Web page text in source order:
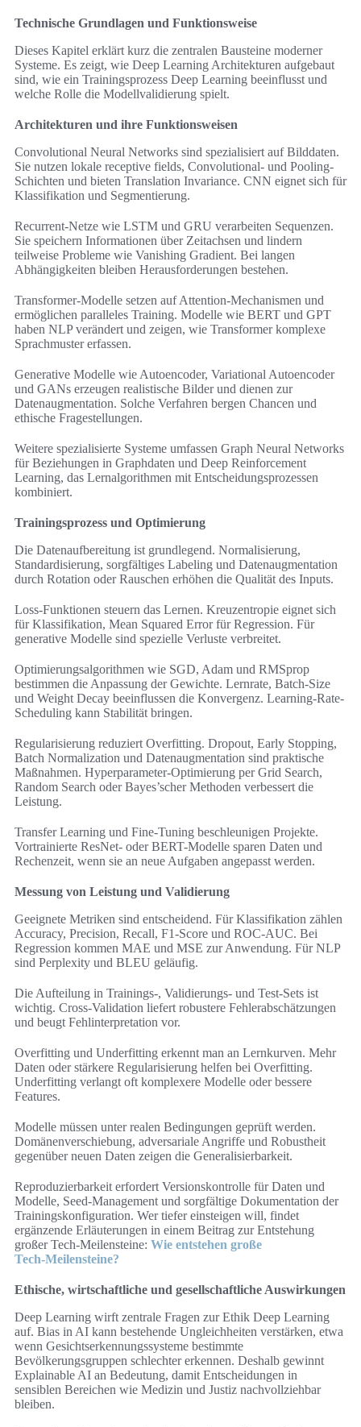
Technische Grundlagen und Funktionsweise
Dieses Kapitel erklärt kurz die zentralen Bausteine moderner
Systeme. Es zeigt, wie Deep Learning Architekturen aufgebaut
sind, wie ein Trainingsprozess Deep Learning beeinflusst und
welche Rolle die Modellvalidierung spielt.
Architekturen und ihre Funktionsweisen
Convolutional Neural Networks sind spezialisiert auf Bilddaten.
Sie nutzen lokale receptive fields, Convolutional- und Pooling-
Schichten und bieten Translation Invariance. CNN eignet sich für
Klassifikation und Segmentierung.
Recurrent-Netze wie LSTM und GRU verarbeiten Sequenzen.
Sie speichern Informationen über Zeitachsen und lindern
teilweise Probleme wie Vanishing Gradient. Bei langen
Abhängigkeiten bleiben Herausforderungen bestehen.
Transformer-Modelle setzen auf Attention-Mechanismen und
ermöglichen paralleles Training. Modelle wie BERT und GPT
haben NLP verändert und zeigen, wie Transformer komplexe
Sprachmuster erfassen.
Generative Modelle wie Autoencoder, Variational Autoencoder
und GANs erzeugen realistische Bilder und dienen zur
Datenaugmentation. Solche Verfahren bergen Chancen und
ethische Fragestellungen.
Weitere spezialisierte Systeme umfassen Graph Neural Networks
für Beziehungen in Graphdaten und Deep Reinforcement
Learning, das Lernalgorithmen mit Entscheidungsprozessen
kombiniert.
Trainingsprozess und Optimierung
Die Datenaufbereitung ist grundlegend. Normalisierung,
Standardisierung, sorgfältiges Labeling und Datenaugmentation
durch Rotation oder Rauschen erhöhen die Qualität des Inputs.
Loss-Funktionen steuern das Lernen. Kreuzentropie eignet sich
für Klassifikation, Mean Squared Error für Regression. Für
generative Modelle sind spezielle Verluste verbreitet.
Optimierungsalgorithmen wie SGD, Adam und RMSprop
bestimmen die Anpassung der Gewichte. Lernrate, Batch-Size
und Weight Decay beeinflussen die Konvergenz. Learning-Rate-
Scheduling kann Stabilität bringen.
Regularisierung reduziert Overfitting. Dropout, Early Stopping,
Batch Normalization und Datenaugmentation sind praktische
Maßnahmen. Hyperparameter-Optimierung per Grid Search,
Random Search oder Bayes’scher Methoden verbessert die
Leistung.
Transfer Learning und Fine-Tuning beschleunigen Projekte.
Vortrainierte ResNet- oder BERT-Modelle sparen Daten und
Rechenzeit, wenn sie an neue Aufgaben angepasst werden.
Messung von Leistung und Validierung
Geeignete Metriken sind entscheidend. Für Klassifikation zählen
Accuracy, Precision, Recall, F1-Score und ROC-AUC. Bei
Regression kommen MAE und MSE zur Anwendung. Für NLP
sind Perplexity und BLEU geläufig.
Die Aufteilung in Trainings-, Validierungs- und Test-Sets ist
wichtig. Cross-Validation liefert robustere Fehlerabschätzungen
und beugt Fehlinterpretation vor.
Overfitting und Underfitting erkennt man an Lernkurven. Mehr
Daten oder stärkere Regularisierung helfen bei Overfitting.
Underfitting verlangt oft komplexere Modelle oder bessere
Features.
Modelle müssen unter realen Bedingungen geprüft werden.
Domänenverschiebung, adversariale Angriffe und Robustheit
gegenüber neuen Daten zeigen die Generalisierbarkeit.
Reproduzierbarkeit erfordert Versionskontrolle für Daten und
Modelle, Seed-Management und sorgfältige Dokumentation der
Trainingskonfiguration. Wer tiefer einsteigen will, findet
ergänzende Erläuterungen in einem Beitrag zur Entstehung
großer Tech‑Meilensteine: Wie entstehen große
Tech‑Meilensteine?
Ethische, wirtschaftliche und gesellschaftliche Auswirkungen
Deep Learning wirft zentrale Fragen zur Ethik Deep Learning
auf. Bias in AI kann bestehende Ungleichheiten verstärken, etwa
wenn Gesichtserkennungssysteme bestimmte
Bevölkerungsgruppen schlechter erkennen. Deshalb gewinnt
Explainable AI an Bedeutung, damit Entscheidungen in
sensiblen Bereichen wie Medizin und Justiz nachvollziehbar
bleiben.